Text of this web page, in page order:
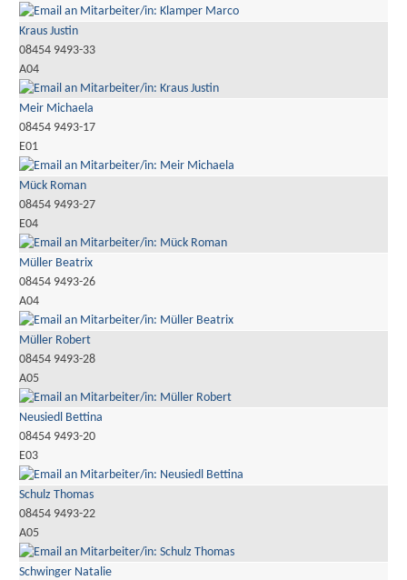
Kraus Justin
08454 9493-33
A04
Meir Michaela
08454 9493-17
E01
Mück Roman
08454 9493-27
E04
Müller Beatrix
08454 9493-26
A04
Müller Robert
08454 9493-28
A05
Neusiedl Bettina
08454 9493-20
E03
Schulz Thomas
08454 9493-22
A05
Schwinger Natalie